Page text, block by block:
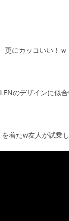
更にカッコいい！ｗ
のデザインに似合
着たw友人が試乗し